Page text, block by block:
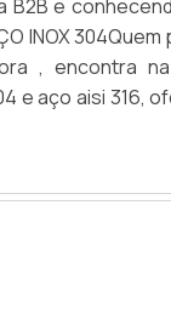
B2B e
INOX
, encontra
e aço aisi 316,
perder o foco